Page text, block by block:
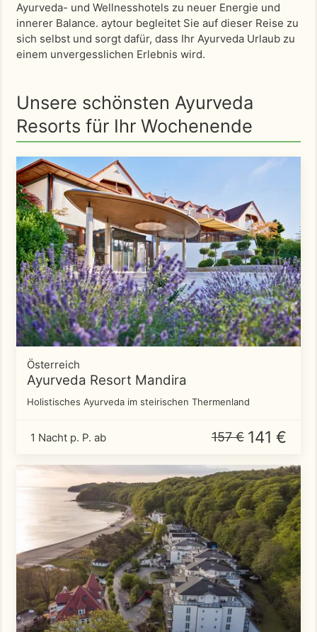
Ayurveda- und Wellnesshotels zu neuer Energie und
innerer Balance. aytour begleitet Sie auf dieser Reise zu
sich selbst und sorgt dafür, dass Ihr Ayurveda Urlaub zu
einem unvergesslichen Erlebnis wird.
Unsere schönsten Ayurveda
Resorts für Ihr Wochenende
Österreich
Ayurveda Resort Mandira
Holistisches Ayurveda im steirischen Thermenland
1 Nacht p. P. ab 157 € 141 €